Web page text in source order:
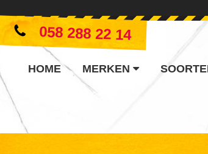
058 288 22 14
HOME MERKEN